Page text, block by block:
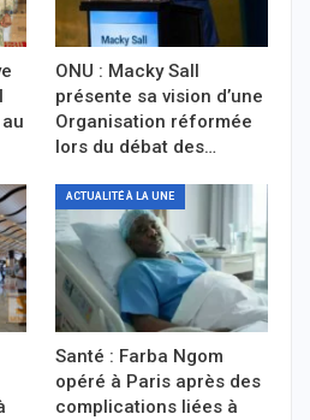
ONU : Macky Sall
présente sa vision d’une
Organisation réformée
lors du débat des…
ACTUALITÉ À LA UNE
Santé : Farba Ngom
opéré à Paris après des
complications liées à